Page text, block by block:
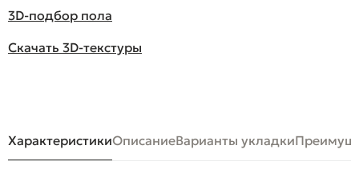
3D-подбор пола
Скачать 3D-текстуры
ХарактеристикиОписаниеВарианты укладки